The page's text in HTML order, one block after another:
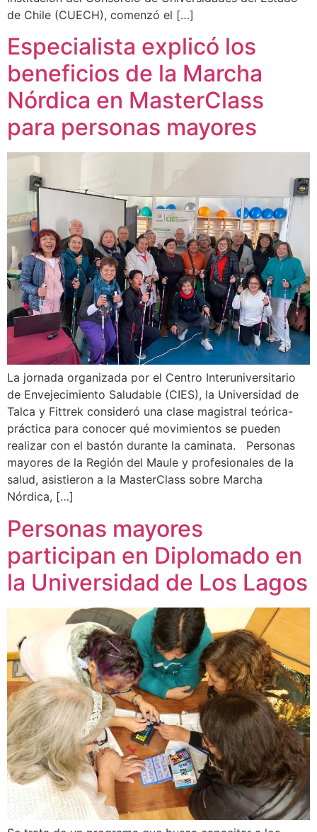
de Chile (CUECH), comenzó el […]
Especialista explicó los
beneficios de la Marcha
Nórdica en MasterClass
para personas mayores
La jornada organizada por el Centro Interuniversitario
de Envejecimiento Saludable (CIES), la Universidad de
Talca y Fittrek consideró una clase magistral teórica-
práctica para conocer qué movimientos se pueden
realizar con el bastón durante la caminata. Personas
mayores de la Región del Maule y profesionales de la
salud, asistieron a la MasterClass sobre Marcha
Nórdica, […]
Personas mayores
participan en Diplomado en
la Universidad de Los Lagos